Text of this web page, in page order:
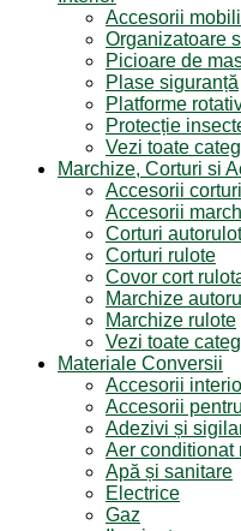
Accesorii
Organizatoare
Picioare de
Plase siguranță
Platforme
Protecție
Vezi toate
Marchize, Corturi si
Accesorii
Accesorii
Corturi
Corturi rulote
Covor cort
Marchize
Marchize rulote
Vezi toate
Materiale Conversii
Accesorii
Accesorii
Adezivi și
Aer conditionat
Apă și sanitare
Electrice
Gaz